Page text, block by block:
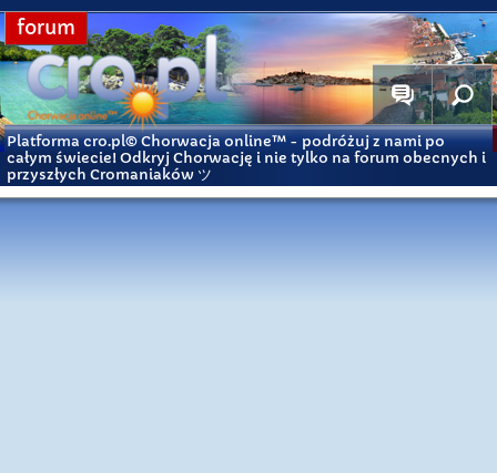
forum
Platforma cro.pl© Chorwacja online™ - podróżuj z nami po
całym świecie! Odkryj Chorwację i nie tylko na forum obecnych i
przyszłych Cromaniaków ツ